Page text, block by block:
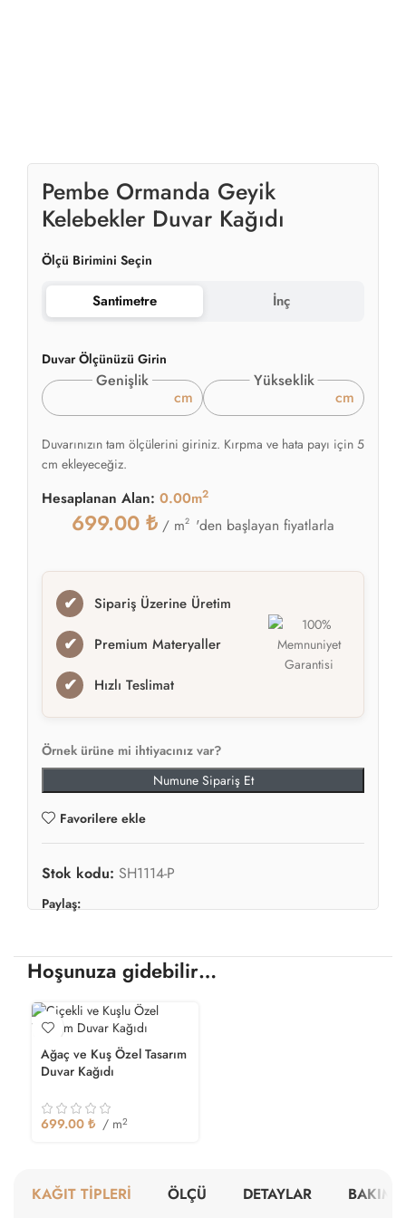
Pembe Ormanda Geyik
Kelebekler Duvar Kağıdı
Ölçü Birimini Seçin
Santimetre İnç
Duvar Ölçünüzü Girin
Genişlik
cm
Yükseklik
cm
Duvarınızın tam ölçülerini giriniz. Kırpma ve hata payı için 5
cm ekleyeceğiz.
Hesaplanan Alan: 0.00m2
699.00 ₺ / m2 'den başlayan fiyatlarla
✔ Sipariş Üzerine Üretim
✔ Premium Materyaller
✔ Hızlı Teslimat
Örnek ürüne mi ihtiyacınız var?
Numune Sipariş Et
Favorilere ekle
Stok kodu: SH1114-P
Paylaş:
Hoşunuza gidebilir…
Ağaç ve Kuş Özel Tasarım
Duvar Kağıdı
699.00 ₺ / m2
KAĞIT TİPLERİ ÖLÇÜ DETAYLAR BAKIM